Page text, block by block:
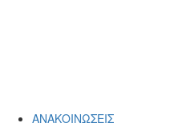
ΑΝΑΚΟΙΝΩΣΕΙΣ